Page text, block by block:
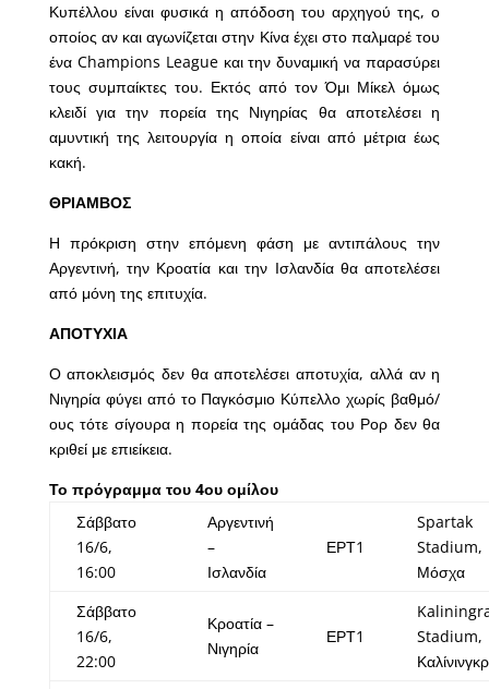
Κυπέλλου είναι φυσικά η απόδοση του αρχηγού της, ο
οποίος αν και αγωνίζεται στην Κίνα έχει στο παλμαρέ του
ένα Champions League και την δυναμική να παρασύρει
τους συμπαίκτες του. Εκτός από τον Όμι Μίκελ όμως
κλειδί για την πορεία της Νιγηρίας θα αποτελέσει η
αμυντική της λειτουργία η οποία είναι από μέτρια έως
κακή.
ΘΡΙΑΜΒΟΣ
Η πρόκριση στην επόμενη φάση με αντιπάλους την
Αργεντινή, την Κροατία και την Ισλανδία θα αποτελέσει
από μόνη της επιτυχία.
ΑΠΟΤΥΧΙΑ
Ο αποκλεισμός δεν θα αποτελέσει αποτυχία, αλλά αν η
Νιγηρία φύγει από το Παγκόσμιο Κύπελλο χωρίς βαθμό/
ους τότε σίγουρα η πορεία της ομάδας του Ρορ δεν θα
κριθεί με επιείκεια.
Το πρόγραμμα του 4ου ομίλου
Σάββατο
16/6,
16:00
Αργεντινή
–
Ισλανδία
ΕΡΤ1
Spartak
Stadium,
Μόσχα
Σάββατο
16/6,
22:00
Κροατία –
Νιγηρία
ΕΡΤ1
Stadium,